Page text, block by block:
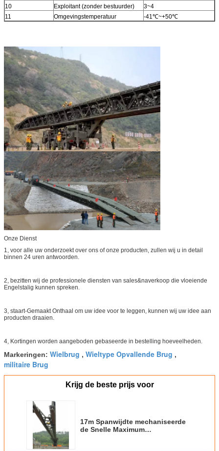
10
Exploitant (zonder bestuurder)
3~4
11
Omgevingstemperatuur -41℃~+50℃
Onze Dienst
1, voor alle uw onderzoekt over ons of onze producten, zullen wij u in detail
binnen 24 uren antwoorden.
2, bezitten wij de professionele diensten van sales&naverkoop die vloeiende
Engelstalig kunnen spreken.
3, staart-Gemaakt Onthaal om uw idee voor te leggen, kunnen wij uw idee aan
producten draaien.
4, Kortingen worden aangeboden gebaseerde in bestelling hoeveelheden.
Markeringen: Wielbrug , Wieltype Opvallende Brug ,
militaire Brug
Krijg de beste prijs voor
17m Spanwijdte mechaniseerde
de Snelle Maximum